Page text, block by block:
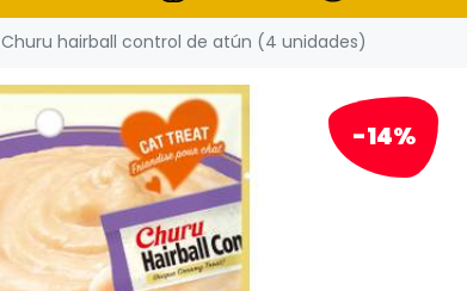
Churu hairball control de atún (4 unidades)
-14%